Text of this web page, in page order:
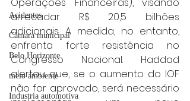
Acidentes
Câmara municipal
Belo Horizonte
meio ambiente
Industria automotiva
arrecadar R$ 20,5 bilhões
adicionais. A medida, no entanto,
enfrenta forte resistência no
Congresso Nacional. Haddad
alertou que, se o aumento do IOF
não for aprovado, será necessário